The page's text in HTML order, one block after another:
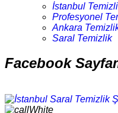
İstanbul
Profesyonel
Ankara
Saral Temizlik
Facebook